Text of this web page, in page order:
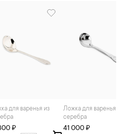
₽
Ложка для варенья из
серебра
41 000 ₽